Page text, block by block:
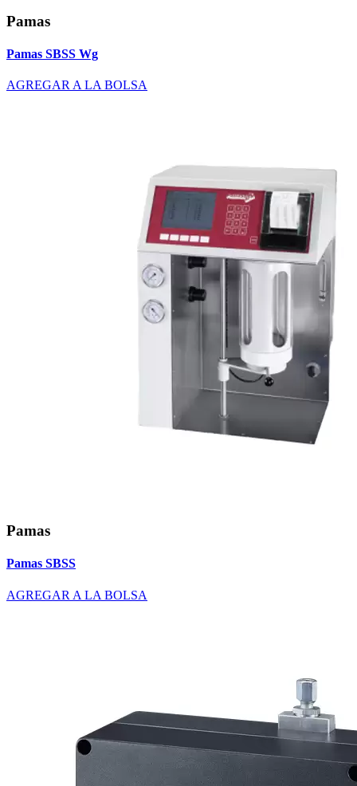
Pamas
Pamas SBSS Wg
AGREGAR A LA BOLSA
Pamas
Pamas SBSS
AGREGAR A LA BOLSA